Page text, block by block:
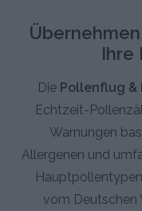
Ihre
Die Pollenflug &
Echtzeit-
Warnungen
Allergenen und
vom Deutschen